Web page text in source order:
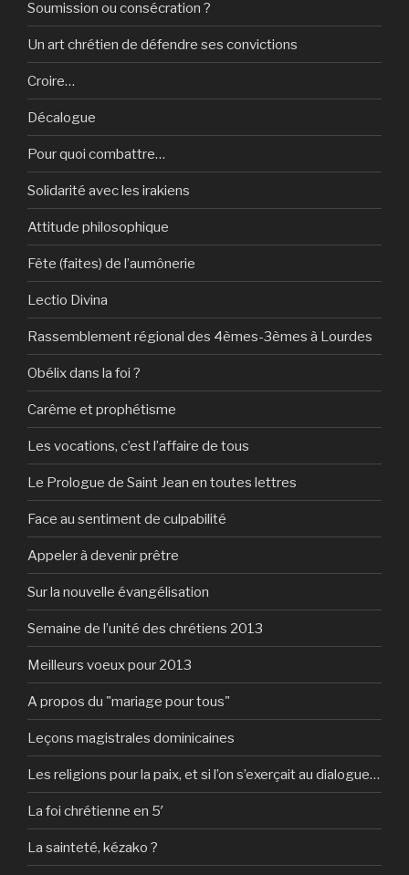
Soumission ou consécration ?
Un art chrétien de défendre ses convictions
Croire…
Décalogue
Pour quoi combattre…
Solidarité avec les irakiens
Attitude philosophique
Fête (faites) de l’aumônerie
Lectio Divina
Rassemblement régional des 4èmes-3èmes à Lourdes
Obélix dans la foi ?
Carême et prophétisme
Les vocations, c’est l’affaire de tous
Le Prologue de Saint Jean en toutes lettres
Face au sentiment de culpabilité
Appeler à devenir prêtre
Sur la nouvelle évangélisation
Semaine de l’unité des chrétiens 2013
Meilleurs voeux pour 2013
A propos du "mariage pour tous"
Leçons magistrales dominicaines
Les religions pour la paix, et si l’on s’exerçait au dialogue…
La foi chrétienne en 5′
La sainteté, kézako ?